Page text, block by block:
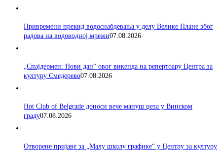
Привремени прекид водоснабдевања у делу Велике Плане због
радова на водоводној мрежи07.08.2026
„Спајдермен: Нови дан“ овог викенда на репертоару Центра за
културу Смедерево07.08.2026
Hot Club of Belgrade доноси вече мануш џеза у Винском
граду07.08.2026
Отворене пријаве за „Малу школу графике“ у Центру за културу